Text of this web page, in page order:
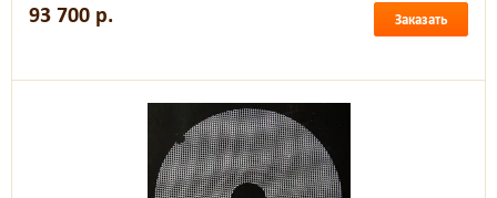
93 700 р. Заказать